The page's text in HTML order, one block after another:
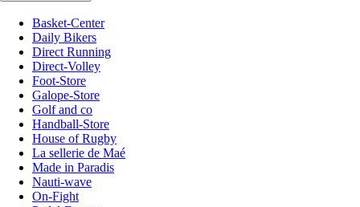
Basket-Center
Daily Bikers
Direct Running
Direct-Volley
Foot-Store
Galope-Store
Golf and co
Handball-Store
House of Rugby
La sellerie de Maé
Made in Paradis
Nauti-wave
On-Fight